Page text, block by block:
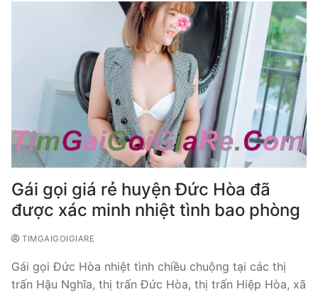
Gái gọi giá rẻ huyện Đức Hòa đã
được xác minh nhiệt tình bao phòng
TIMGAIGOIGIARE
Gái gọi Đức Hòa nhiệt tình chiều chuộng tại các thị
trấn Hậu Nghĩa, thị trấn Đức Hòa, thị trấn Hiệp Hòa, xã